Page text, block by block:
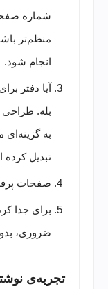
شماره
منظم‌تر
انجام شود.
آیا دفتر
بله. طراحی
به
تبدیل
صفحات
برای جدا
ضروری،
تجربه‌ی